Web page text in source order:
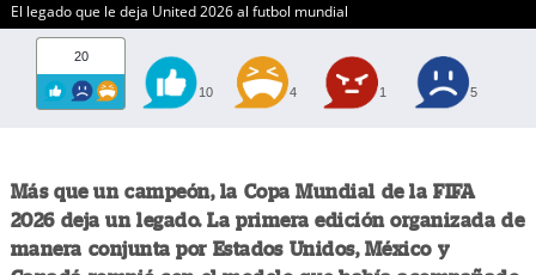
El legado que le deja United 2026 al futbol mundial
20
10 4 1 5
Más que un campeón, la Copa Mundial de la FIFA
2026 deja un legado. La primera edición organizada de
manera conjunta por Estados Unidos, México y